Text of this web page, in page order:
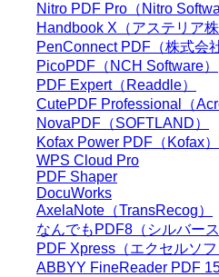
Nitro PDF Pro（Nitro
Handbook X（アステリア株
PenConnect PDF（株式会
PicoPDF（NCH Software）
PDF Expert（Readdle）
CutePDF Professional（
NovaPDF（SOFTLAND）
Kofax Power PDF（Kofax）
WPS Cloud Pro
PDF Shaper
DocuWorks
AxelaNote（TransRecog）
なんでもPDF8（シルバー
PDF Xpress（エクセルソフ
ABBYY FineReader PDF